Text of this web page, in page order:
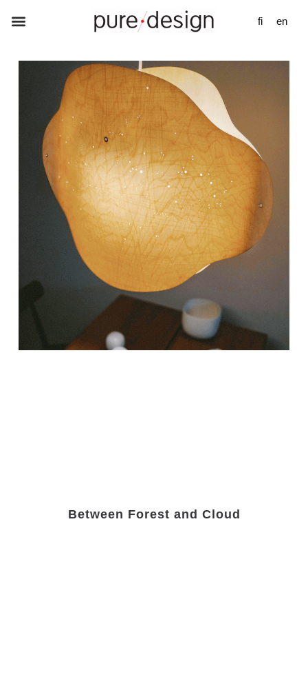
fi en
Between Forest and Cloud